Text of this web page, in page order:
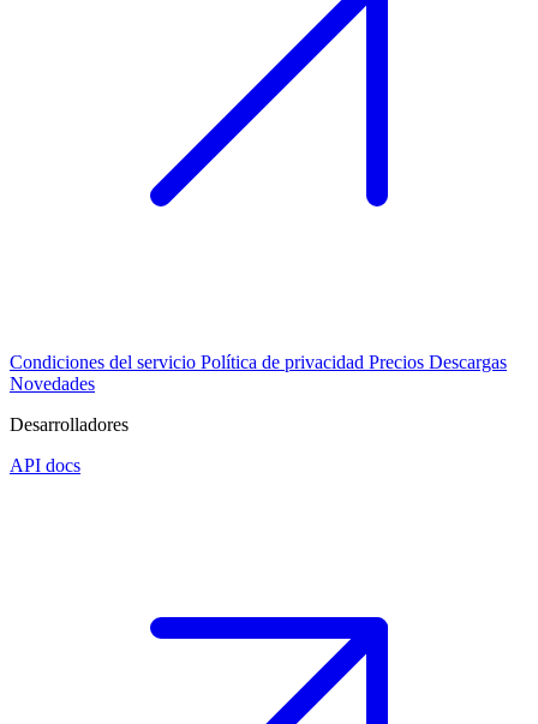
Condiciones del servicio Política de privacidad Precios Descargas
Novedades
Desarrolladores
API docs